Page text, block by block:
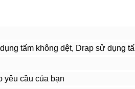
tấm không dệt, Drap sử dụng
yêu cầu của bạn